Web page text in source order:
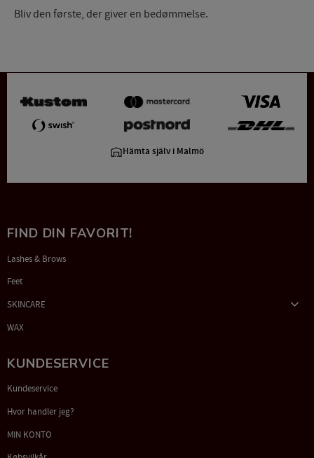
Bliv den første, der giver en bedømmelse.
Hämta själv i Malmö
FIND DIN FAVORIT!
Lashes & Brows
Feet
SKINCARE
WAX
KUNDESERVICE
Kundeservice
Hvor handler jeg?
MIN KONTO